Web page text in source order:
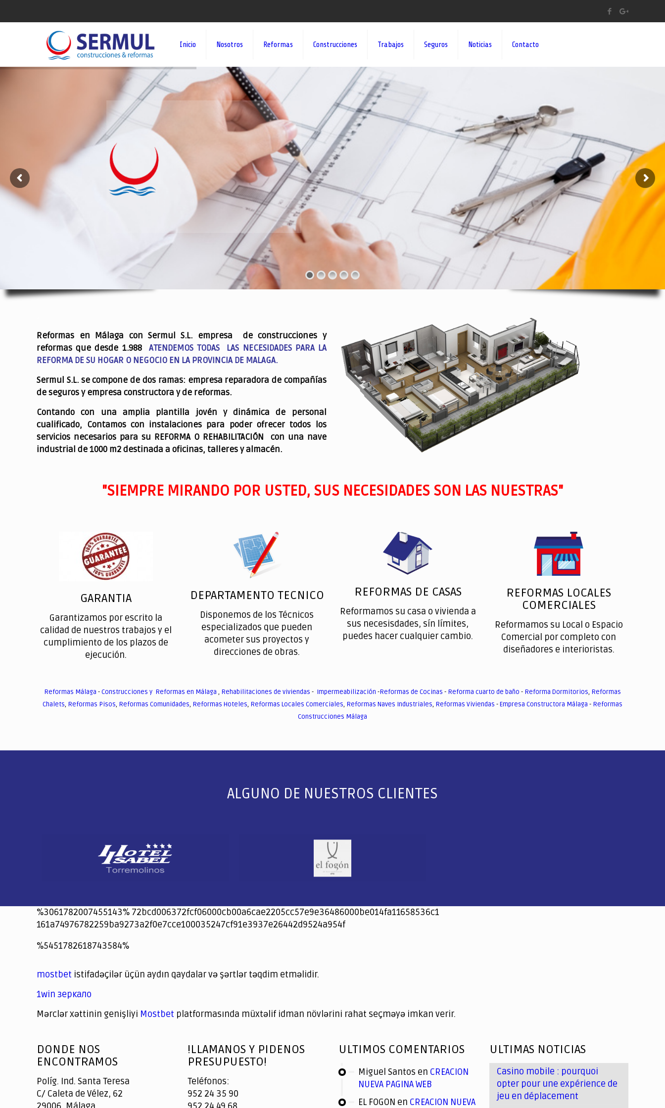
Inicio Nosotros Reformas Construcciones Trabajos Seguros Noticias Contacto
¡¡DAMOS VIDA A SUS IDEAS¡¡
Reformas en Málaga con Sermul S.L. empresa de construcciones y
reformas que desde 1.988 ATENDEMOS TODAS LAS NECESIDADES PARA LA
REFORMA DE SU HOGAR O NEGOCIO EN LA PROVINCIA DE MALAGA.
Sermul S.L. se compone de dos ramas: empresa reparadora de compañías
de seguros y empresa constructora y de reformas.
Contando con una amplia plantilla jovén y dinámica de personal
cualificado, Contamos con instalaciones para poder ofrecer todos los
servicios necesarios para su REFORMA O REHABILITACIÓN con una nave
industrial de 1000 m2 destinada a oficinas, talleres y almacén.
"SIEMPRE MIRANDO POR USTED, SUS NECESIDADES SON LAS NUESTRAS"
GARANTIA
Garantizamos por escrito la
calidad de nuestros trabajos y el
cumplimiento de los plazos de
ejecución.
DEPARTAMENTO TECNICO
Disponemos de los Técnicos
especializados que pueden
acometer sus proyectos y
direcciones de obras.
REFORMAS DE CASAS
Reformamos su casa o vivienda a
sus necesisdades, sín límites,
puedes hacer cualquier cambio.
REFORMAS LOCALES
COMERCIALES
Reformamos su Local o Espacio
Comercial por completo con
diseñadores e interioristas.
Reformas Málaga -Construcciones y Reformas en Málaga , Rehabilitaciones de viviendas - Impermeabilización -Reformas de Cocinas - Reforma cuarto de baño - Reforma Dormitorios, Reformas
Chalets, Reformas Pisos, Reformas Comunidades, Reformas Hoteles, Reformas Locales Comerciales, Reformas Naves Industriales, Reformas Viviendas -Empresa Constructora Málaga - Reformas
Construcciones Málaga
ALGUNO DE NUESTROS CLIENTES
%3061782007455143% 72bcd006372fcf06000cb00a6cae2205cc57e9e36486000be014fa11658536c1
161a74976782259ba9273a2f0e7cce100035247cf91e3937e26442d9524a954f
jeetcity
1xbet
jeet city casino
%5451782618743584%
spintiger
Avabet
Spinrise
Crown Green
Crowngreen casino login
슈가 러쉬1000 슬롯
crazy time casino online
1xcasinozambia.com
codingworldnews.com
parimatch.kr
winorio
winorio casino
winorio
mostbet istifadəçilər üçün aydın qaydalar və şərtlər təqdim etməlidir.
1win зеркало
Mərclər xəttinin genişliyi Mostbet platformasında müxtəlif idman növlərini rahat seçməyə imkan verir.
of
Casino
DONDE NOS
ENCONTRAMOS
Políg. Ind. Santa Teresa
C/ Caleta de Vélez, 62
!LLAMANOS Y PIDENOS
PRESUPUESTO!
Teléfonos:
952 24 35 90
ULTIMOS COMENTARIOS
Miguel Santos en CREACION
NUEVA PAGINA WEB
EL FOGON en CREACION NUEVA
ULTIMAS NOTICIAS
Casino mobile : pourquoi
opter pour une expérience de
jeu en déplacement